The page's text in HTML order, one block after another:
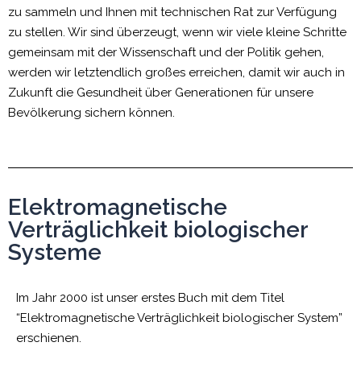
zu sammeln und Ihnen mit technischen Rat zur Verfügung
zu stellen. Wir sind überzeugt, wenn wir viele kleine Schritte
gemeinsam mit der Wissenschaft und der Politik gehen,
werden wir letztendlich großes erreichen, damit wir auch in
Zukunft die Gesundheit über Generationen für unsere
Bevölkerung sichern können.
Elektromagnetische
Verträglichkeit biologischer
Systeme
Im Jahr 2000 ist unser erstes Buch mit dem Titel
“Elektromagnetische Verträglichkeit biologischer System”
erschienen.